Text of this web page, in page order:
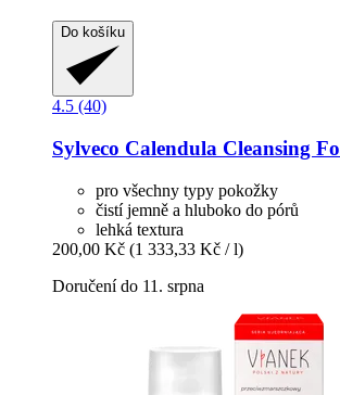
Do košíku
4.5 (40)
Sylveco Calendula Cleansing
pro všechny typy pokožky
čistí jemně a hluboko do pórů
lehká textura
200,00 Kč (1 333,33 Kč / l)
Doručení do 11. srpna